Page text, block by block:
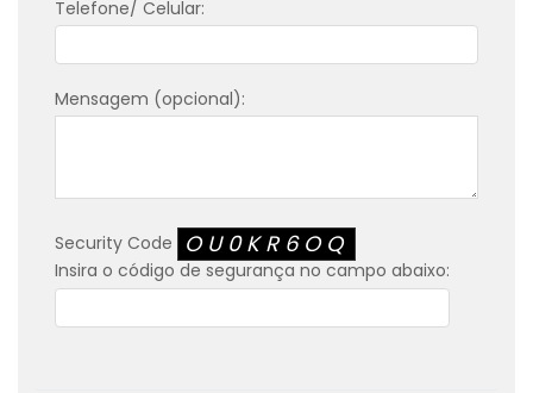
Telefone/ Celular:
Mensagem (opcional):
Security Code OU0KR6OQ
Insira o código de segurança no campo abaixo: